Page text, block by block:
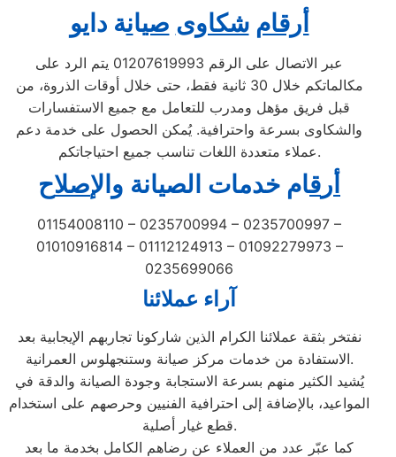
أرقام شكاوى صيانة دايو
عبر الاتصال على الرقم 01207619993 يتم الرد على
مكالماتكم خلال 30 ثانية فقط، حتى خلال أوقات الذروة، من
قبل فريق مؤهل ومدرب للتعامل مع جميع الاستفسارات
والشكاوى بسرعة واحترافية. يُمكن الحصول على خدمة دعم
عملاء متعددة اللغات تناسب جميع احتياجاتكم.
أر قام خدمات الصيانة و الإصلاح
01154008110 – 0235700994 – 0235700997 –
01010916814 – 01112124913 – 01092279973 –
0235699066
آراء عملائنا
نفتخر بثقة عملائنا الكرام الذين شاركونا تجاربهم الإيجابية بعد
الاستفادة من خدمات مركز صيانة وستنجهلوس العمرانية.
يُشيد الكثير منهم بسرعة الاستجابة وجودة الصيانة والدقة في
المواعيد، بالإضافة إلى احترافية الفنيين وحرصهم على استخدام
قطع غيار أصلية.
كما عبّر عدد من العملاء عن رضاهم الكامل بخدمة ما بعد